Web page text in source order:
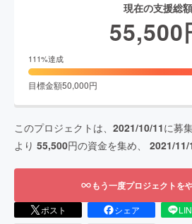
現在の支援総額
55,500
111%達成
目標金額50,000円
このプロジェクトは、 2021/10/11に募
より 55,500円の資金を集め、 2021/11/
もう一度プロジェクトを
ポスト シェア